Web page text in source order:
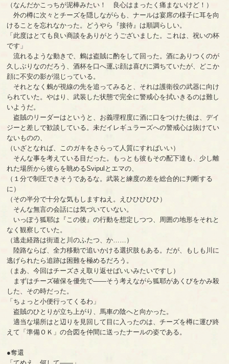
（なんだかこっちが泥棒みたい！ 良心はまったく痛まないけど！）
外の樽に次々とチーズを隠しながらも、ナールは宴席の様子に耳を向
けることを忘れなかった。どうやら『接待』は順調らしい。
「此度はとても良い商談をありがとうございました。これは、祝いの杯
です」
流れるような動きで、鶫は盗賊に酌をして回った。酒にありつくのが
久しぶりなのだろう、酒杯を口へ運ぶ顔は喜びに満ちていたが、どこか
顔に不安の影が混じっている。
それとなく鶫が視線の先を追ってみると、それは護衛役の武器に向け
られていた。やはり、武装した状態で完全に警戒心を拭いきるのは難し
いようだ。
盗賊のリーダーはというと、お義理程度に酒に口をつけた後は、デイ
ジーと差しで歓談している。未だイレギュラーズへの警戒心は抜けてい
ないものの、
（いざとなれば、このガキをさらって人質にすればいい）
そんな事を考えている目だった。もっとも彼もその配下達も、少し離
れた場所から彼らを眺めるSvipulとエマの、
（１分で制圧できそうであるな。武装と練度の差を総合的に判断する
に）
（その半分で十分な気もしますねえ。えひひひひひ）
そんな無言の会話には気づいていない。
いっぽう狐耶は『この後』の行動を想定しつつ、周囲の地形をそれと
なく観察していた。
（逃走経路は街道と川のふたつ、か……）
陸路ならば、全力移動で追いかける選択肢もある。だが、もしも川に
逃げられたら追跡は困難を極めるだろう。
（まあ、今回はチーズさえ取り返せばいいみたいですし）
まずはチーズ確保を優先で――そう考えながら狐耶があくびをかみ殺
した、その時だった。
「ちょっと小便行ってくるわ」
盗賊のひとりが立ち上がり、馬車の陰へと向かった。
適当な場所はと辺りを見回して目に入ったのは、チーズを樽に運び終
えて「準備ＯＫ」の合図を仲間に送ったナールの姿である。
●奪還